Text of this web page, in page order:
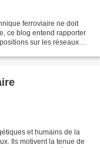
ferroviaire ne doit
ce blog entend rapporter
sur les réseaux
et humains de la
Ils motivent la tenue de